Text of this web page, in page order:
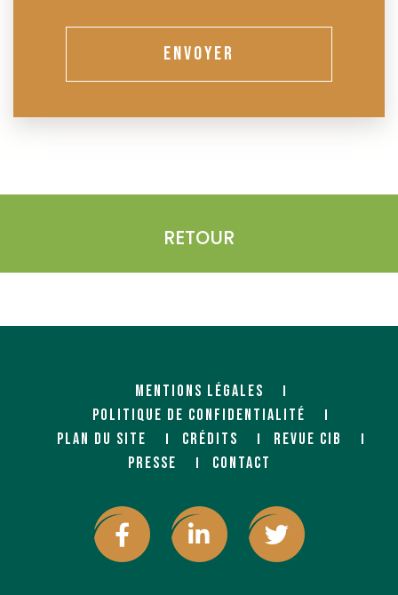
ENVOYER
RETOUR
MENTIONS LÉGALES
POLITIQUE DE CONFIDENTIALITÉ
PLAN DU SITE
CRÉDITS
REVUE CIB
PRESSE
CONTACT